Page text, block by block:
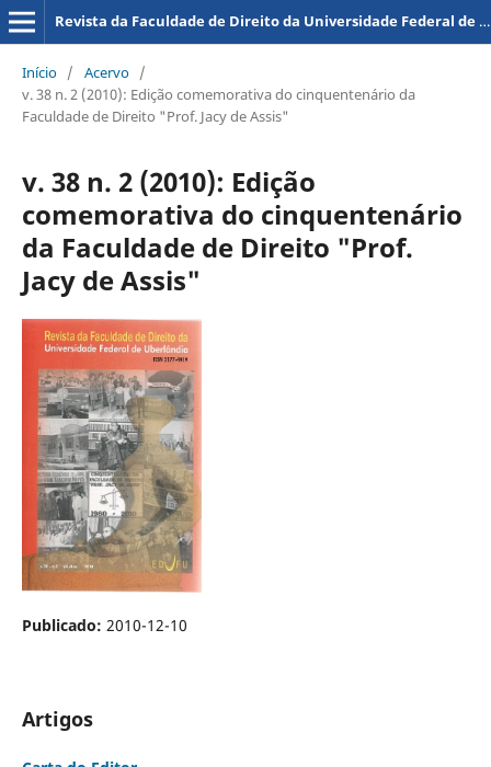
Revista da Faculdade de Direito da Universidade Federal de Uberlândia
Início / Acervo /
v. 38 n. 2 (2010): Edição comemorativa do cinquentenário da
Faculdade de Direito "Prof. Jacy de Assis"
v. 38 n. 2 (2010): Edição
comemorativa do cinquentenário
da Faculdade de Direito "Prof.
Jacy de Assis"
Publicado: 2010-12-10
Artigos